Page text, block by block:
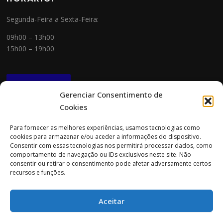
Gerenciar Consentimento de
Cookies
Para fornecer as melhores experiências, usamos tecnologias como
cookies para armazenar e/ou aceder a informações do dispositivo.
Consentir com essas tecnologias nos permitirá processar dados, como
comportamento de navegação ou IDs exclusivos neste site. Não
consentir ou retirar o consentimento pode afetar adversamente certos
recursos e funções.
Aceitar
Segunda-Feira a Sexta-Feira:
09h00 – 13h00
15h00 – 19h00
NEWSLETTER
Morada:
Rua Cidade do Porto 151
4705-085 Braga
Tlm: 919 782 600 (chamada para a rede móvel nacional)